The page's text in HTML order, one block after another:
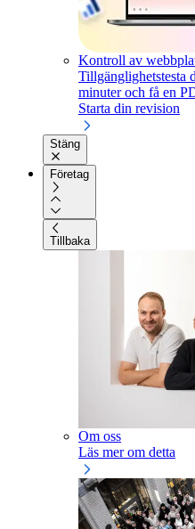
Kontroll av
Tillgänglighetstesta
minuter och få en
Starta din revision
Stäng
Företag
Tillbaka
Om oss
Läs mer om detta